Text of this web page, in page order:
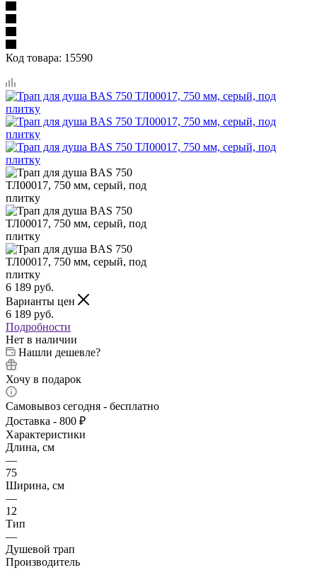
Код товара: 15590
6 189 руб.
Варианты цен
6 189 руб.
Подробности
Нет в наличии
Нашли дешевле?
Хочу в подарок
Самовывоз сегодня - бесплатно
Доставка - 800 ₽
Характеристики
Длина, см
—
75
Ширина, см
—
12
Тип
—
Душевой трап
Производитель